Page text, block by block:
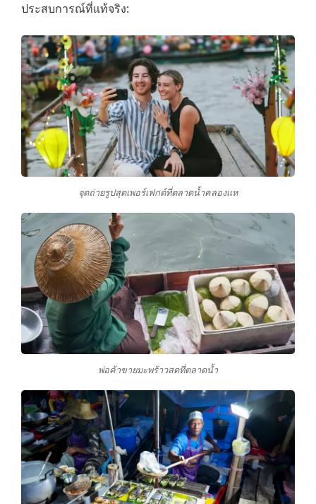
ประสบการณ์ที่แท้จริง:
จุดถ่ายรูปสุดเพอร์เฟกต์ที่ตลาดน้ำคลองแห
พ่อค้าขายมะพร้าวสดที่ตลาดน้ำ